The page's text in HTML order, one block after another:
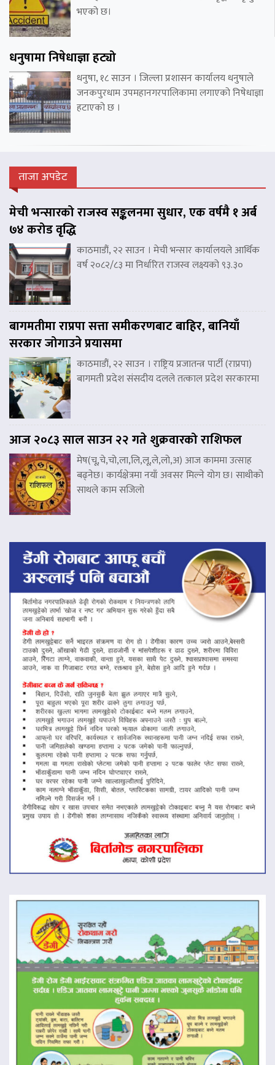
भएको छ।
धनुषामा निषेधाज्ञा हट्यो
धनुषा, १८ साउन । जिल्ला प्रशासन कार्यालय धनुषाले
जनकपुरधाम उपमहानगरपालिकामा लगाएको निषेधाज्ञा
हटाएको छ ।
ताजा अपडेट
मेची भन्सारको राजस्व सङ्कलनमा सुधार, एक वर्षमै १ अर्ब
७४ करोड वृद्धि
काठमाडौं, २२ साउन । मेची भन्सार कार्यालयले आर्थिक
वर्ष २०८२/८३ मा निर्धारित राजस्व लक्ष्यको ९३.३०
बागमतीमा राप्रपा सत्ता समीकरणबाट बाहिर, बानियाँ
सरकार जोगाउने प्रयासमा
काठमाडौं, २२ साउन । राष्ट्रिय प्रजातन्त्र पार्टी (राप्रपा)
बागमती प्रदेश संसदीय दलले तत्काल प्रदेश सरकारमा
आज २०८३ साल साउन २२ गते शुक्रवारको राशिफल
मेष(चू,चे,चो,ला,लि,लू,ले,लो,अ) आज काममा उत्साह
बढ्नेछ। कार्यक्षेत्रमा नयाँ अवसर मिल्ने योग छ। साथीको
साथले काम सजिलो